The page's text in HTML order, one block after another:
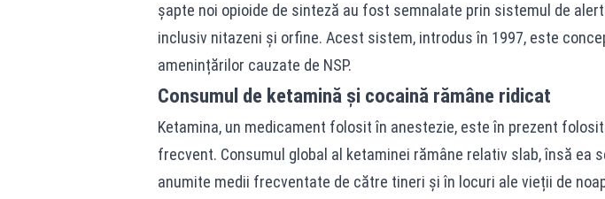
șapte noi opioide de sinteză au fost semnalate prin sistemul de
inclusiv nitazeni și orfine. Acest sistem, introdus în 1997, este
amenințărilor cauzate de NSP.
Consumul de ketamină și cocaină rămâne ridicat
Ketamina, un medicament folosit în anestezie, este în prezent
frecvent. Consumul global al ketaminei rămâne relativ slab, însă ea
anumite medii frecventate de către tineri și în locuri ale vieții de